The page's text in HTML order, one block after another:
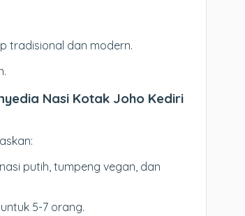
tradisional dan modern.
Nasi Kotak Joho Kediri
putih, tumpeng vegan, dan
5-7 orang.